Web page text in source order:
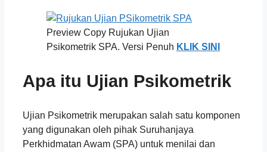
Preview Copy Rujukan Ujian
Psikometrik SPA. Versi Penuh KLIK SINI
Apa itu Ujian Psikometrik
Ujian Psikometrik merupakan salah satu komponen
yang digunakan oleh pihak Suruhanjaya
Perkhidmatan Awam (SPA) untuk menilai dan